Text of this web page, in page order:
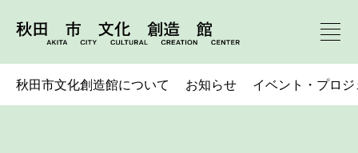
秋田市文化創造館について お知らせ イベント・プロ